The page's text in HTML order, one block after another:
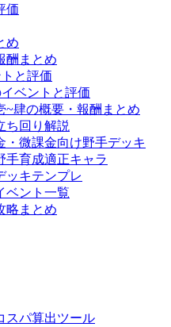
価
め
酬まとめ
と評価
ベントと評価
~肆の概要・報酬まとめ
ち回り解説
・微課金向け野手デッキ
手育成適正キャラ
ッキテンプレ
ベント一覧
略まとめ
スパ算出ツール